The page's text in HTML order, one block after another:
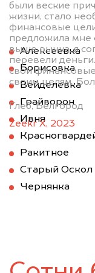
были веские
жизни, стало
финансовые
предложила мне
выше рынка, я
перевели
свои
своим целям.
Глеб, Белгород
Zeekr X, 2023
Алексеевка
Борисовка
Вейделевка
Грайворон
Ивня
Ракитное
Старый Оскол
Чернянка